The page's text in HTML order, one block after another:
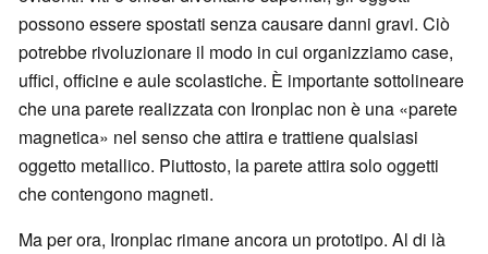
possono essere spostati senza causare danni gravi. Ciò
potrebbe rivoluzionare il modo in cui organizziamo case,
uffici, officine e aule scolastiche. È importante sottolineare
che una parete realizzata con Ironplac non è una «parete
magnetica» nel senso che attira e trattiene qualsiasi
oggetto metallico. Piuttosto, la parete attira solo oggetti
che contengono magneti.
Ma per ora, Ironplac rimane ancora un prototipo. Al di là